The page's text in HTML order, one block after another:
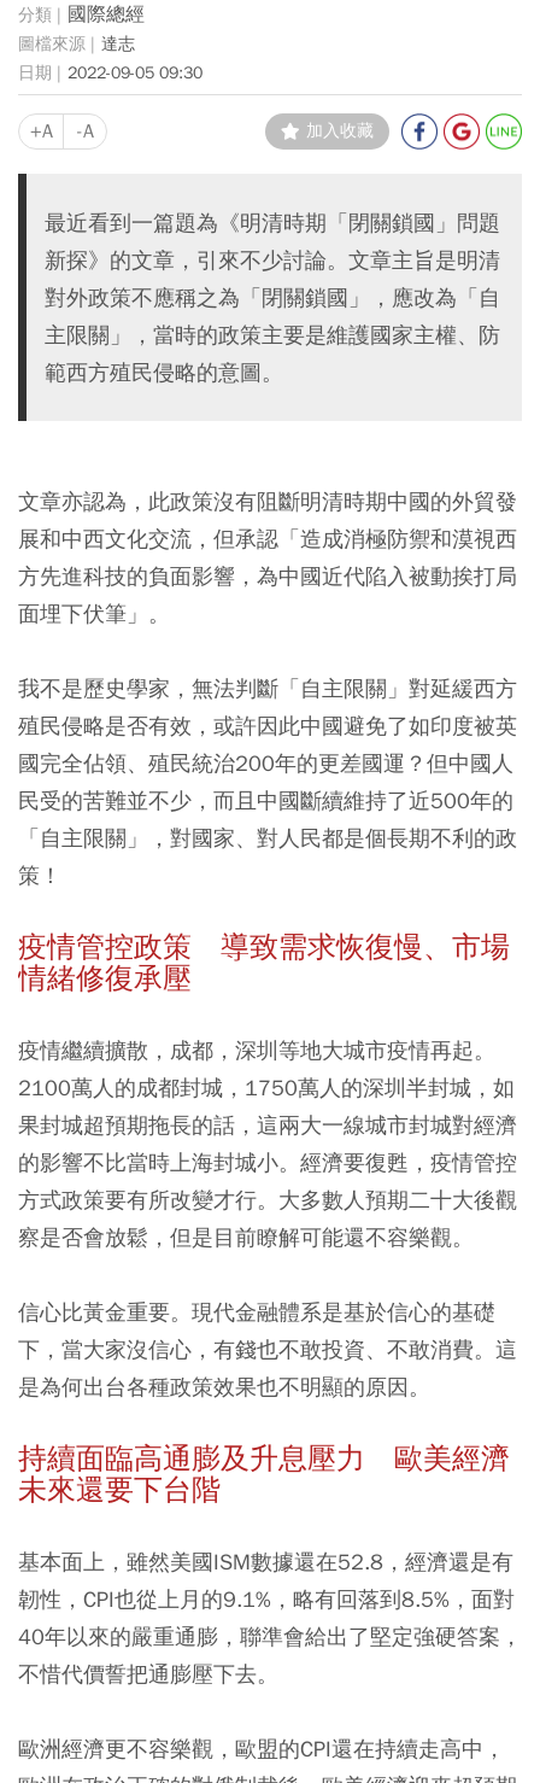
國際總經
達志
2022-09-05 09:30
+A -A 加入收藏
最近看到一篇題為《明清時期「閉關鎖國」問題
新探》的文章，引來不少討論。文章主旨是明清
對外政策不應稱之為「閉關鎖國」，應改為「自
主限關」，當時的政策主要是維護國家主權、防
範西方殖民侵略的意圖。
文章亦認為，此政策沒有阻斷明清時期中國的外貿發
展和中西文化交流，但承認「造成消極防禦和漠視西
方先進科技的負面影響，為中國近代陷入被動挨打局
面埋下伏筆」。
我不是歷史學家，無法判斷「自主限關」對延緩西方
殖民侵略是否有效，或許因此中國避免了如印度被英
國完全佔領、殖民統治200年的更差國運？但中國人
民受的苦難並不少，而且中國斷續維持了近500年的
「自主限關」，對國家、對人民都是個長期不利的政
策！
疫情管控政策 導致需求恢復慢、市場
情緒修復承壓
疫情繼續擴散，成都，深圳等地大城市疫情再起。
2100萬人的成都封城，1750萬人的深圳半封城，如
果封城超預期拖長的話，這兩大一線城市封城對經濟
的影響不比當時上海封城小。經濟要復甦，疫情管控
方式政策要有所改變才行。大多數人預期二十大後觀
察是否會放鬆，但是目前瞭解可能還不容樂觀。
信心比黃金重要。現代金融體系是基於信心的基礎
下，當大家沒信心，有錢也不敢投資、不敢消費。這
是為何出台各種政策效果也不明顯的原因。
持續面臨高通膨及升息壓力 歐美經濟
未來還要下台階
基本面上，雖然美國ISM數據還在52.8，經濟還是有
韌性，CPI也從上月的9.1%，略有回落到8.5%，面對
40年以來的嚴重通膨，聯準會給出了堅定強硬答案，
不惜代價誓把通膨壓下去。
歐洲經濟更不容樂觀，歐盟的CPI還在持續走高中，